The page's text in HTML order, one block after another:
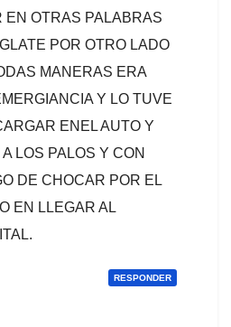
EN OTRAS PALABRAS
POR OTRO LADO
MANERAS ERA
Y LO TUVE
ENEL AUTO Y
LOS PALOS Y CON
DE CHOCAR POR EL
EN LLEGAR AL
RESPONDER